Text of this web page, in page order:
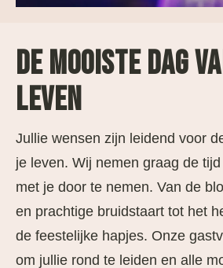
DE MOOISTE DAG
LEVEN
Jullie wensen zijn leidend voor
je leven. Wij nemen graag de
met je door te nemen. Van de
en prachtige bruidstaart tot het
de feestelijke hapjes. Onze
om jullie rond te leiden en alle